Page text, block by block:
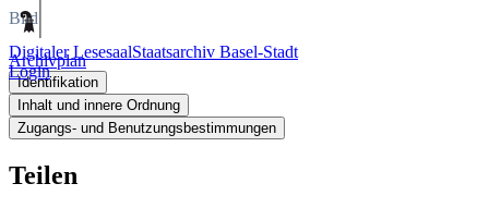
Digitaler LesesaalStaatsarchiv Basel-Stadt
Login
Bild
Archivplan
Identifikation
Inhalt und innere Ordnung
Zugangs- und Benutzungsbestimmungen
Teilen